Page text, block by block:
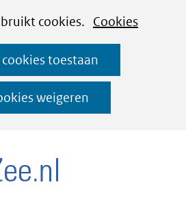
cookies. Cookies
toestaan
weigeren
Ga
naar
de
inhoud